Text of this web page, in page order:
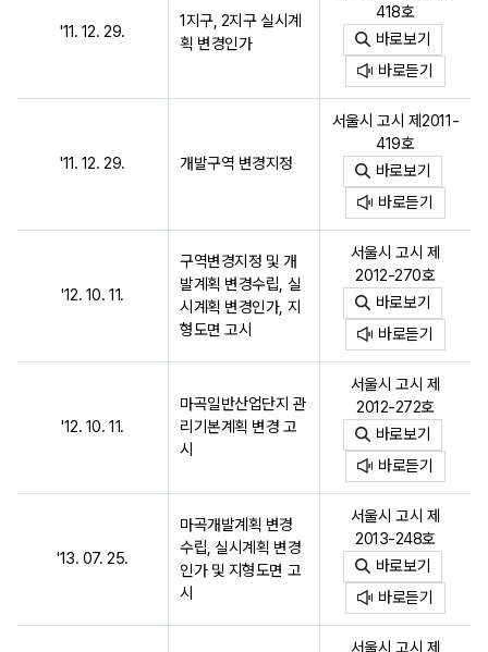
'11. 12. 29.
1지구, 2지구 실시계
획 변경인가
418호
바로보기
바로듣기
'11. 12. 29. 개발구역 변경지정
서울시 고시 제2011-
419호
바로보기
바로듣기
'12. 10. 11.
구역변경지정 및 개
발계획 변경수립, 실
시계획 변경인가, 지
형도면 고시
서울시 고시 제
2012-270호
바로보기
바로듣기
'12. 10. 11.
마곡일반산업단지 관
리기본계획 변경 고
시
서울시 고시 제
2012-272호
바로보기
바로듣기
'13. 07. 25.
마곡개발계획 변경
수립, 실시계획 변경
인가 및 지형도면 고
시
서울시 고시 제
2013-248호
바로보기
바로듣기
서울시 고시 제